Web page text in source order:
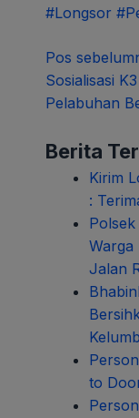
#Longsor
Navigasi
pos
Pos
Sosialisasi
Pelabuhan
Berita
Kirim
:
Warga
Jalan
to